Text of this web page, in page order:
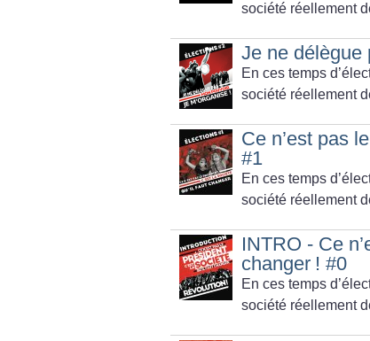
société réellement
Je ne délègue
En ces temps
société réellement
Ce n’est pas
#1
En ces temps
société réellement
INTRO - Ce
changer ! #0
En ces temps
société réellement